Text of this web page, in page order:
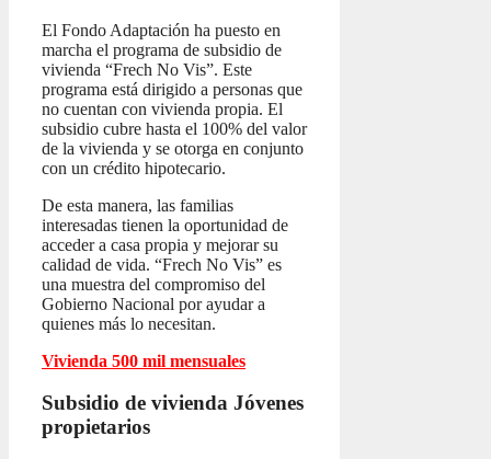
El Fondo Adaptación ha puesto en
marcha el programa de subsidio de
vivienda “Frech No Vis”. Este
programa está dirigido a personas que
no cuentan con vivienda propia. El
subsidio cubre hasta el 100% del valor
de la vivienda y se otorga en conjunto
con un crédito hipotecario.
De esta manera, las familias
interesadas tienen la oportunidad de
acceder a casa propia y mejorar su
calidad de vida. “Frech No Vis” es
una muestra del compromiso del
Gobierno Nacional por ayudar a
quienes más lo necesitan.
Vivienda 500 mil mensuales
Subsidio de vivienda Jóvenes
propietarios